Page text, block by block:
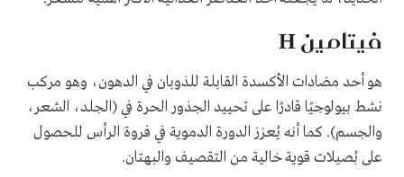
فيتامين H
هو أحد مضادات الأكسدة القابلة للذوبان في الدهون، وهو مركب
نشط بيولوجيًا قادرًا على تحييد الجذور الحرة في (الجلد، الشعر،
والجسم). كما أنه يُعزز الدورة الدموية في فروة الرأس للحصول
على بُصيلات قوية خالية من التقصيف والبهتان.